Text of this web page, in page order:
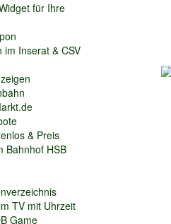
für Ihre
im Inserat & CSV
& Preis
Bahnhof HSB
TV mit Uhrzeit
Game